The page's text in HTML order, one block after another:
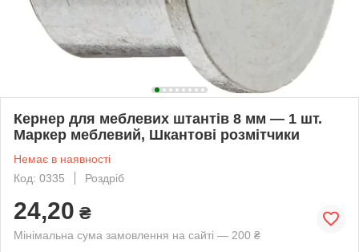
Кернер для меблевих штантів 8 мм — 1 шт.
Маркер меблевий, Шкантові розмітчики
Немає в наявності
Код: 0335
Роздріб
24,20 ₴
Мінімальна сума замовлення на сайті — 200 ₴